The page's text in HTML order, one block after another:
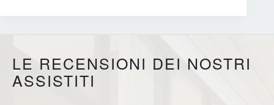
LE RECENSIONI DEI NOSTRI
ASSISTITI